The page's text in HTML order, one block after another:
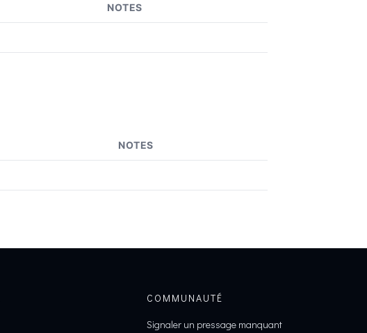
NOTES
NOTES
COMMUNAUTÉ
Signaler un pressage manquant